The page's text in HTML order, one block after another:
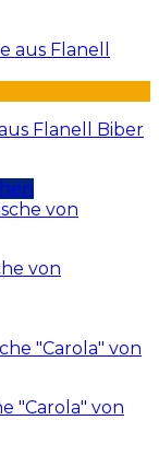
Flanell Biber
von
"Carola" von